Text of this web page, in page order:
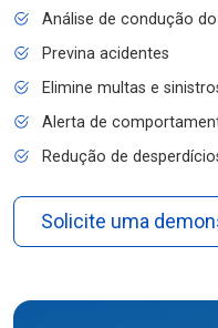
Análise de condução
Previna acidentes
Elimine multas e
Alerta de
Redução de
Solicite uma